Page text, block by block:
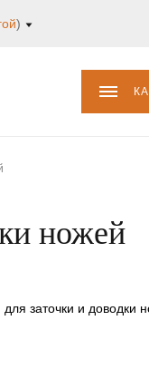
)
ножей
заточки и доводки